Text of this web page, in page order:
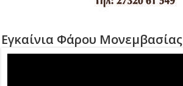
Εγκαίνια Φάρου Μονεμβασίας